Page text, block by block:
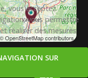
© OpenStreetMap contributors
vous acceptez
vous permettre
réaliser des mesures
SUR